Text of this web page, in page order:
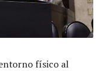
físico al